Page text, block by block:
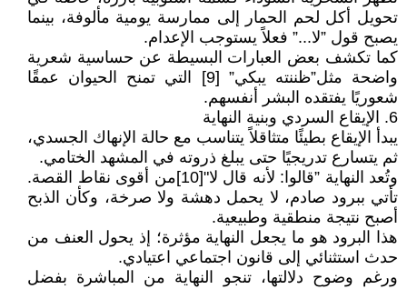
تحويل أكل لحم الحمار إلى ممارسة يومية مألوفة، بينما
يصبح قول ”لا...” فعلاً يستوجب الإعدام.
كما تكشف بعض العبارات البسيطة عن حساسية شعرية
واضحة مثل”ظننته يبكي” [9] التي تمنح الحيوان عمقًا
شعوريًا يفتقده البشر أنفسهم.
6. الإيقاع السردي وبنية النهاية
يبدأ الإيقاع بطيئًا متثاقلاً يتناسب مع حالة الإنهاك الجسدي،
ثم يتسارع تدريجيًا حتى يبلغ ذروته في المشهد الختامي.
وتُعد النهاية ”قالوا: لأنه قال لا"[10]من أقوى نقاط القصة.
تأتي ببرود صادم، لا يحمل دهشة ولا صرخة، وكأن الذبح
أصبح نتيجة منطقية وطبيعية.
هذا البرود هو ما يجعل النهاية مؤثرة؛ إذ يحول العنف من
حدث استثنائي إلى قانون اجتماعي اعتيادي.
ورغم وضوح دلالتها، تنجو النهاية من المباشرة بفضل